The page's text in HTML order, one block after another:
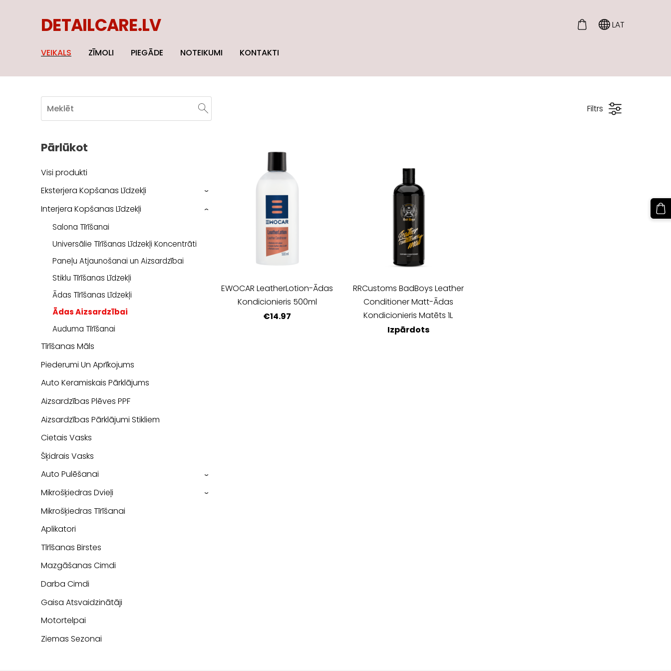
DETAILCARE.LV
VEIKALS ZĪMOLI PIEGĀDE NOTEIKUMI KONTAKTI
LAT
Pārlūkot
Visi produkti
Eksterjera Kopšanas Līdzekļi
›
Interjera Kopšanas Līdzekļi
Salona Tīrīšanai
Universālie Tīrīšanas Līdzekļi Koncentrāti
Paneļu Atjaunošanai un Aizsardzībai
Stiklu Tīrīšanas Līdzekļi
Ādas Tīrīšanas Līdzekļi
Ādas Aizsardzībai
Auduma Tīrīšanai
›
Tīrīšanas Māls
Piederumi Un Aprīkojums
Auto Keramiskais Pārklājums
Aizsardzības Plēves PPF
Aizsardzības Pārklājumi Stikliem
Cietais Vasks
Šķidrais Vasks
Auto Pulēšanai
›
Mikrošķiedras Dvieļi ›
Mikrošķiedras Tīrīšanai
Aplikatori
Tīrīšanas Birstes
Mazgāšanas Cimdi
Darba Cimdi
Gaisa Atsvaidzinātāji
Motortelpai
Ziemas Sezonai
Filtrs
EWOCAR LeatherLotion-Ādas
Kondicionieris 500ml
€14.97
RRCustoms BadBoys Leather
Conditioner Matt-Ādas
Kondicionieris Matēts 1L
Izpārdots